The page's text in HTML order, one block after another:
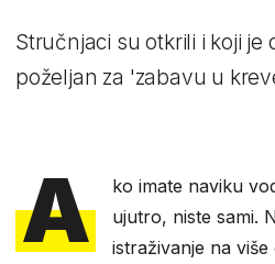
Stručnjaci su otkrili i koji je
poželjan za 'zabavu u
A ko imate naviku
ujutro, niste sami.
istraživanje na